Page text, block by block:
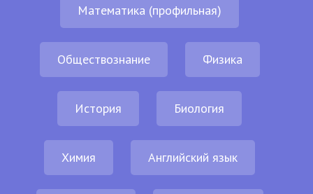
Математика (профильная)
Обществознание Физика
История Биология
Химия Английский язык